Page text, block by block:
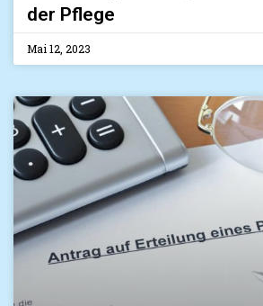
der Pflege
Mai 12, 2023